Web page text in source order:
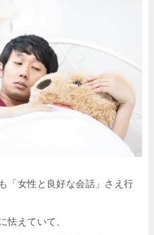
「女性と良好な会話」さえ行
怯えていて、